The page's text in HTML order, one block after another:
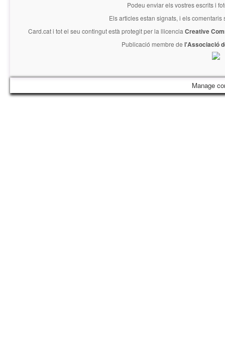
Podeu enviar els vostres escrits i
Els articles estan signats, i els
Card.cati tot el seu contingut està protegit per la llicencia Creative
Publicació membre de l'Associació
Manage